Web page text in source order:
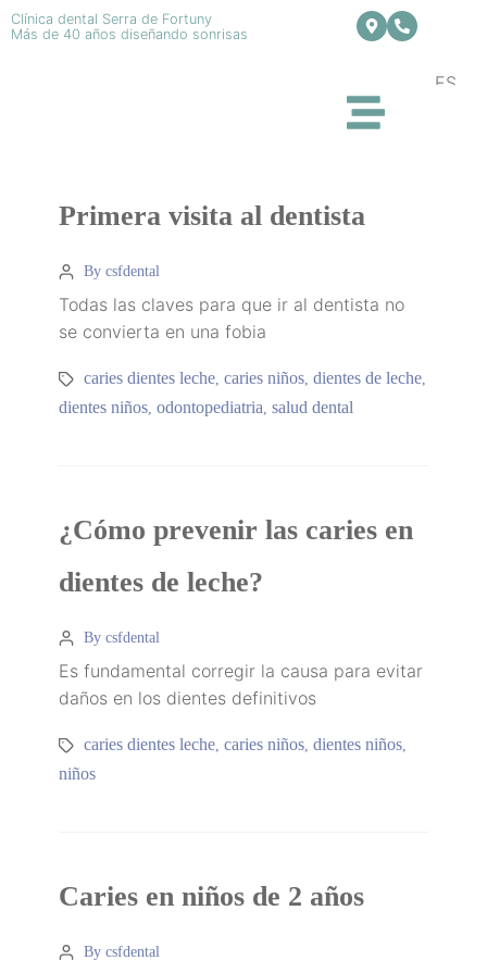
Clínica dental Serra de Fortuny
Más de 40 años diseñando sonrisas
ES
Primera visita al dentista
By csfdental
Todas las claves para que ir al dentista no
se convierta en una fobia
caries dientes leche,caries niños,dientes de leche,
dientes niños,odontopediatria,salud dental
¿Cómo prevenir las caries en
dientes de leche?
By csfdental
Es fundamental corregir la causa para evitar
daños en los dientes definitivos
caries dientes leche,caries niños,dientes niños,
niños
Caries en niños de 2 años
By csfdental